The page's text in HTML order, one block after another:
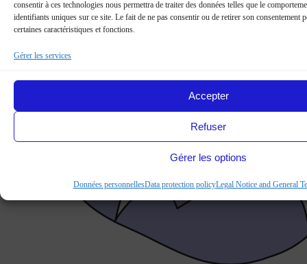
consentir à ces technologies nous permettra de traiter des données telles que le
identifiants uniques sur ce site. Le fait de ne pas consentir ou de retirer son consentement
certaines caractéristiques et fonctions.
Gérer les services
Accepter
Refuser
Gérer les options
Données personnellesData protection policyLegal Notice and General